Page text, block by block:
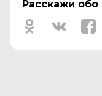
Расскажи